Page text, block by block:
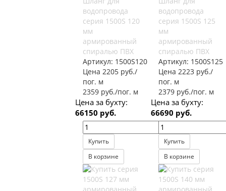
водопровода
серия 1500S 120
мм
армированный
спиралью ПВХ
Артикул: 1500S120
Цена 2205 руб./
пог. м
2359 руб./пог. м
Цена за бухту:
66150 руб.
Купить
В корзине
водопровода
серия 1500S 125
мм
армированный
спиралью ПВХ
Артикул: 1500S125
Цена 2223 руб./
пог. м
2379 руб./пог. м
Цена за бухту:
66690 руб.
Купить
В корзине